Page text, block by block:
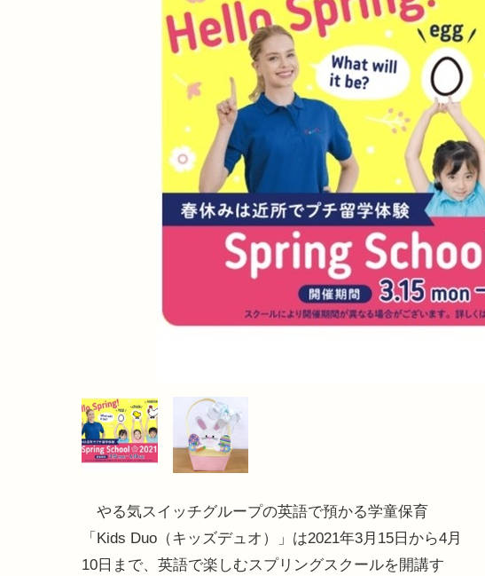
やる気スイッチグループの英語で預かる学童保育
「Kids Duo（キッズデュオ）」は2021年3月15日から4月
10日まで、英語で楽しむスプリングスクールを開講す